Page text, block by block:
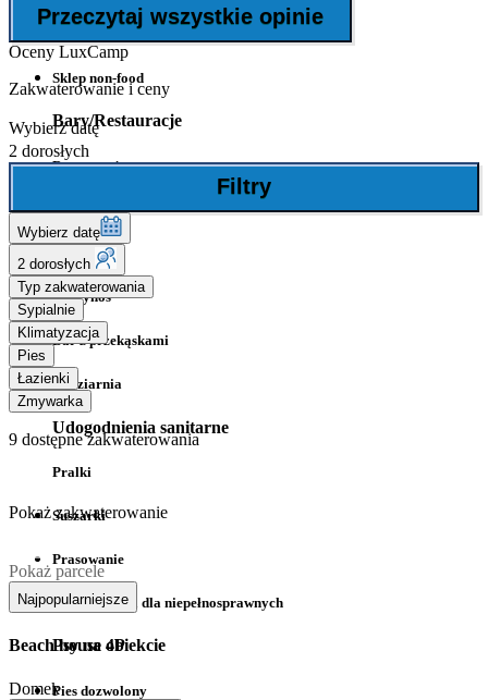
Piekarnia
Sklep non-food
Bary/Restauracje
Restauracja
Pizzeria
Na wynos
Bar z przekąskami
Lodziarnia
Udogodnienia sanitarne
Pralki
Suszarki
Prasowanie
Udogodnienia dla niepełnosprawnych
Psy na obiekcie
Pies dozwolony
Przeczytaj wszystkie opinie
Oceny LuxCamp
Zakwaterowanie i ceny
Wybierz datę
2 dorosłych
Filtry
Wybierz datę
2 dorosłych
Typ zakwaterowania
Sypialnie
Klimatyzacja
Pies
Łazienki
Zmywarka
9 dostępne zakwaterowania
Pokaż zakwaterowanie
Pokaż parcele
Najpopularniejsze
Beach house 4P
Domek